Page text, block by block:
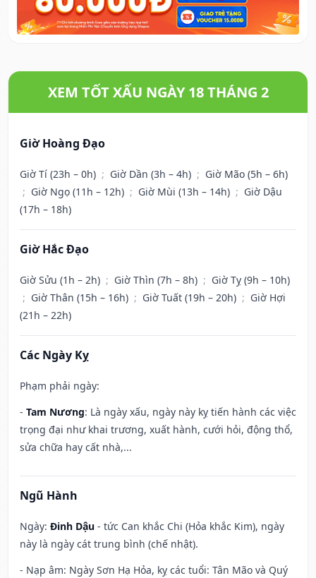
XEM TỐT XẤU NGÀY 18 THÁNG 2
Giờ Hoàng Đạo
Giờ Tí (23h – 0h) ; Giờ Dần (3h – 4h) ; Giờ Mão (5h – 6h)
; Giờ Ngọ (11h – 12h) ; Giờ Mùi (13h – 14h) ; Giờ Dậu
(17h – 18h)
Giờ Hắc Đạo
Giờ Sửu (1h – 2h) ; Giờ Thìn (7h – 8h) ; Giờ Tỵ (9h – 10h)
; Giờ Thân (15h – 16h) ; Giờ Tuất (19h – 20h) ; Giờ Hợi
(21h – 22h)
Các Ngày Kỵ
Phạm phải ngày:
- Tam Nương: Là ngày xấu, ngày này kỵ tiến hành các việc
trọng đại như khai trương, xuất hành, cưới hỏi, động thổ,
sửa chữa hay cất nhà,...
Ngũ Hành
Ngày: Đinh Dậu - tức Can khắc Chi (Hỏa khắc Kim), ngày
này là ngày cát trung bình (chế nhật).
- Nạp âm: Ngày Sơn Hạ Hỏa, kỵ các tuổi: Tân Mão và Quý